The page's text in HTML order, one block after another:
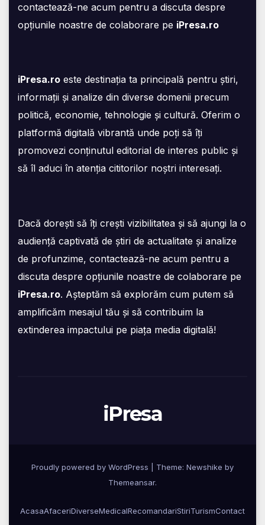
contactează-ne acum pentru a discuta despre
opțiunile noastre de colaborare pe iPresa.ro
iPresa.ro este destinația ta principală pentru știri,
informații și analize din diverse domenii precum
politică, economie, tehnologie și cultură. Oferim o
platformă digitală vibrantă unde poți să îți
promovezi conținutul editorial de interes public și
să îl aduci în atenția cititorilor noștri interesați.
Dacă dorești să îți crești vizibilitatea și să ajungi la o
audiență captivată de știri de actualitate și analize
de profunzime, contactează-ne acum pentru a
discuta despre opțiunile noastre de colaborare pe
iPresa.ro. Așteptăm să explorăm cum putem să
amplificăm mesajul tău și să contribuim la
extinderea impactului pe piața media digitală!
iPresa
Proudly powered by WordPress Theme: Newshike by
Themeansar.
AcasaAfaceriDiverseMedicalRecomandariStiriTurismContact